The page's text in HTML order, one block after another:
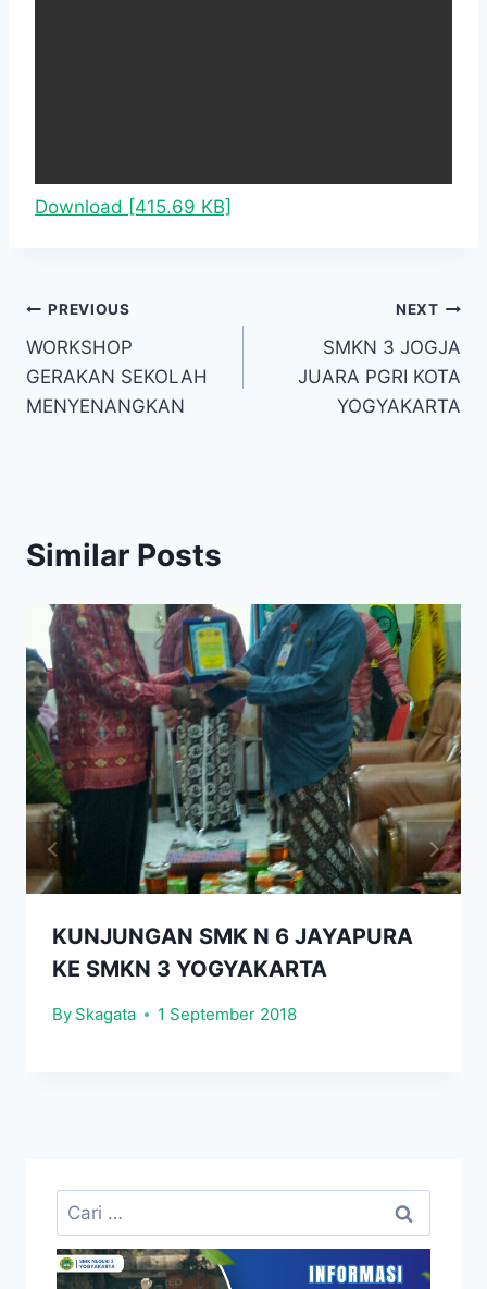
Download [415.69 KB]
Navigasi
pos
PREVIOUS
WORKSHOP
GERAKAN SEKOLAH
MENYENANGKAN
NEXT
SMKN 3 JOGJA
JUARA PGRI KOTA
YOGYAKARTA
Similar Posts
KUNJUNGAN SMK N 6 JAYAPURA
KE SMKN 3 YOGYAKARTA
By Skagata 1 September 2018
Cari
untuk: